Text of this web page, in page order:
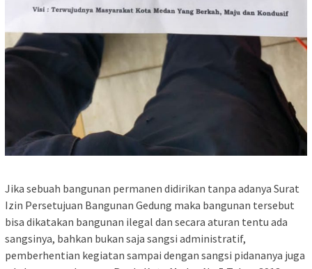
Jika sebuah bangunan permanen didirikan tanpa adanya Surat
Izin Persetujuan Bangunan Gedung maka bangunan tersebut
bisa dikatakan bangunan ilegal dan secara aturan tentu ada
sangsinya, bahkan bukan saja sangsi administratif,
pemberhentian kegiatan sampai dengan sangsi pidananya juga